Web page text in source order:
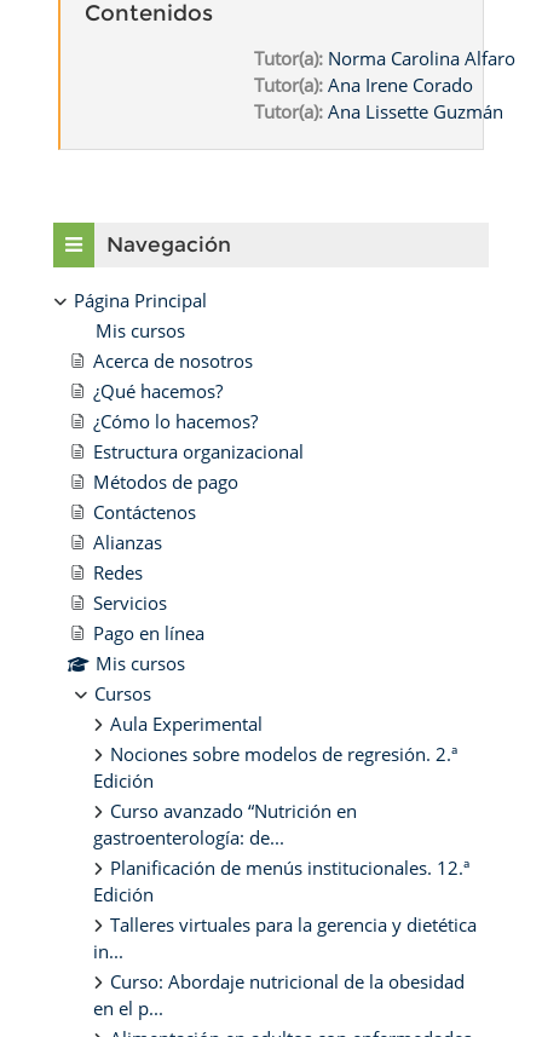
Contenidos
Tutor(a): Norma Carolina Alfaro
Tutor(a): Ana Irene Corado
Tutor(a): Ana Lissette Guzmán
Bloques
Navegación
Página Principal
Mis cursos
Acerca de nosotros
¿Qué hacemos?
¿Cómo lo hacemos?
Estructura organizacional
Métodos de pago
Contáctenos
Alianzas
Redes
Servicios
Pago en línea
Mis cursos
Cursos
Aula Experimental
Nociones sobre modelos de regresión. 2.ª
Edición
Curso avanzado “Nutrición en
gastroenterología: de...
Planificación de menús institucionales. 12.ª
Edición
Talleres virtuales para la gerencia y dietética
in...
Curso: Abordaje nutricional de la obesidad
en el p...